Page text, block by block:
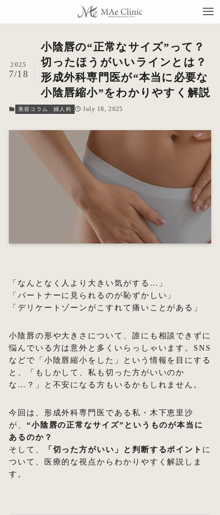
施
症
オ
小陰唇の“正常なサイズ”って？
切ったほうがいいラインとは？
形成外科専門医が“本当に必要な
小陰唇縮小”をわかりやすく解説
2025
7/18
美容コラム 婦人科 July 18, 2025
「なんとなく人より大きい気がする…」
「パートナーに見られるのが恥ずかしい」
「デリケートゾーンがこすれて痛いことがある」
小陰唇の形や大きさについて、誰にも相談できずに
悩んでいる方は意外と多くいらっしゃいます。SNS
などで「小陰唇縮小をした」という情報を目にする
と、「もしかして、私も切った方がいいのか
な…？」と不安になる方もいるかもしれません。
今回は、形成外科専門医である私・木下恵里沙
が、 “小陰唇の正常なサイズ”というものが本当に
あるのか？
そして、
「切った方がいい」と判断するポイント に
ついて、医療的な視点からわかりやすく解説しま
す。